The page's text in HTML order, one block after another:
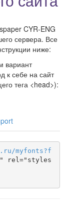
CYR-ENG
сервера. Все
ниже:
вариант
к себе на сайт
тега <head>):
. ru/myfonts?f
" rel="styles